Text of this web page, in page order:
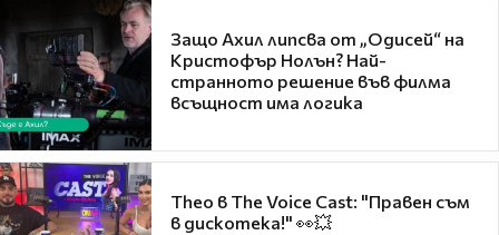
Защо Ахил липсва от „Одисей“ на
Кристофър Нолън? Най-
странното решение във филма
всъщност има логика
Theo в The Voice Cast: "Правен съм
в дискотека!" 👀💥